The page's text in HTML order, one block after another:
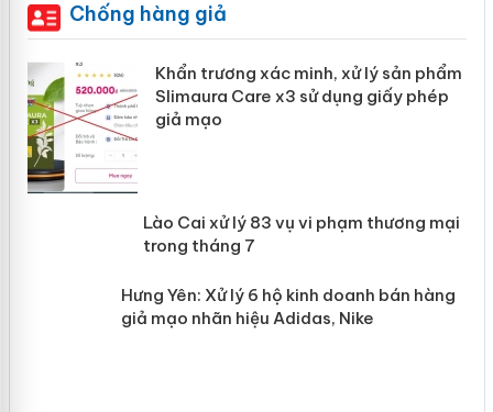
Chống hàng giả
Khẩn trương xác minh, xử lý sản phẩm
Slimaura Care x3 sử dụng giấy phép
giả mạo
Lào Cai xử lý 83 vụ vi phạm thương
mại trong tháng 7